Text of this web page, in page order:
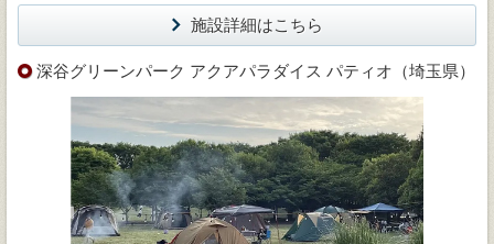
施設詳細はこちら
深谷グリーンパーク アクアパラダイス パティオ（埼玉県）